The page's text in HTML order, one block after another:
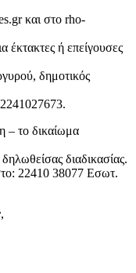
και στο rho-
έκτακτες ή επείγουσες
δημοτικός
2241027673.
– το δικαίωμα
διαδικασίας.
22410 38077 Εσωτ.